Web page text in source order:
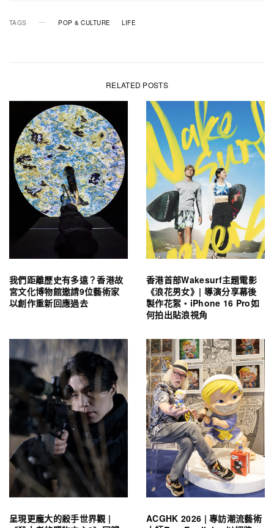
TAGS POP & CULTURE LIFE
RELATED POSTS
我們距離歷史有多遠？香港故
宮文化博物館邀請9位藝術家
以創作重新回應過去
香港首部Wakesurf主題電影
《浪花男女》| 導演分享幕後
製作花絮・iPhone 16 Pro如
何拍出貼浪視角
呈現更龐大的殺手世界觀 |
ACGHK 2026 | 專訪潮流藝術